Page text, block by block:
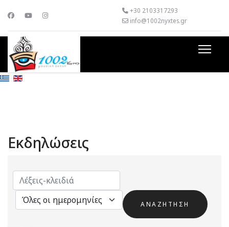
+30 2103317293
info@1002nyxtes.gr
Εκδηλώσεις